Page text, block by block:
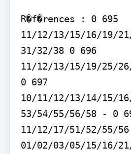
R�f�rences : 0 695
11/12/13/15/16/19/
31/32/38 0 696
11/12/13/15/19/25/
0 697
10/11/12/13/14/15/
53/54/55/56/58 - 0
11/12/17/51/52/55/
01/02/03/05/15/16/